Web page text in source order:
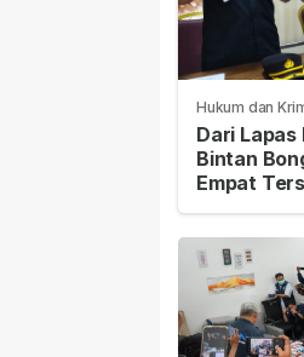
Hukum dan
Dari Lapas
Bintan
Empat